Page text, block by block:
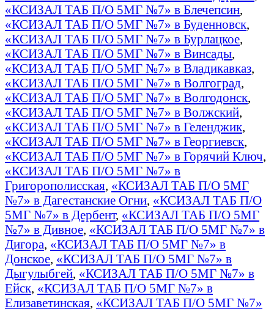
«КСИЗАЛ ТАБ П/О 5МГ №7» в Блечепсин,
«КСИЗАЛ ТАБ П/О 5МГ №7» в Буденновск,
«КСИЗАЛ ТАБ П/О 5МГ №7» в Бурлацкое,
«КСИЗАЛ ТАБ П/О 5МГ №7» в Винсады,
«КСИЗАЛ ТАБ П/О 5МГ №7» в Владикавказ,
«КСИЗАЛ ТАБ П/О 5МГ №7» в Волгоград,
«КСИЗАЛ ТАБ П/О 5МГ №7» в Волгодонск,
«КСИЗАЛ ТАБ П/О 5МГ №7» в Волжский,
«КСИЗАЛ ТАБ П/О 5МГ №7» в Геленджик,
«КСИЗАЛ ТАБ П/О 5МГ №7» в Георгиевск,
«КСИЗАЛ ТАБ П/О 5МГ №7» в Горячий Ключ,
«КСИЗАЛ ТАБ П/О 5МГ №7» в
Григорополисская, «КСИЗАЛ ТАБ П/О 5МГ
№7» в Дагестанские Огни, «КСИЗАЛ ТАБ П/О
5МГ №7» в Дербент, «КСИЗАЛ ТАБ П/О 5МГ
№7» в Дивное, «КСИЗАЛ ТАБ П/О 5МГ №7» в
Дигора, «КСИЗАЛ ТАБ П/О 5МГ №7» в
Донское, «КСИЗАЛ ТАБ П/О 5МГ №7» в
Дыгулыбгей, «КСИЗАЛ ТАБ П/О 5МГ №7» в
Ейск, «КСИЗАЛ ТАБ П/О 5МГ №7» в
Елизаветинская, «КСИЗАЛ ТАБ П/О 5МГ №7»